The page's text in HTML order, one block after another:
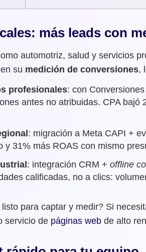
más leads con
automotriz, salud y servicios
su medición de conversiones,
profesionales: con
antes no atribuidas. CPA
: migración a Meta CAPI +
y 31% más ROAS con mismo
: integración CRM + offline
calificadas, no a clics:
para captar y medir? Si
servicio de páginas web de alto